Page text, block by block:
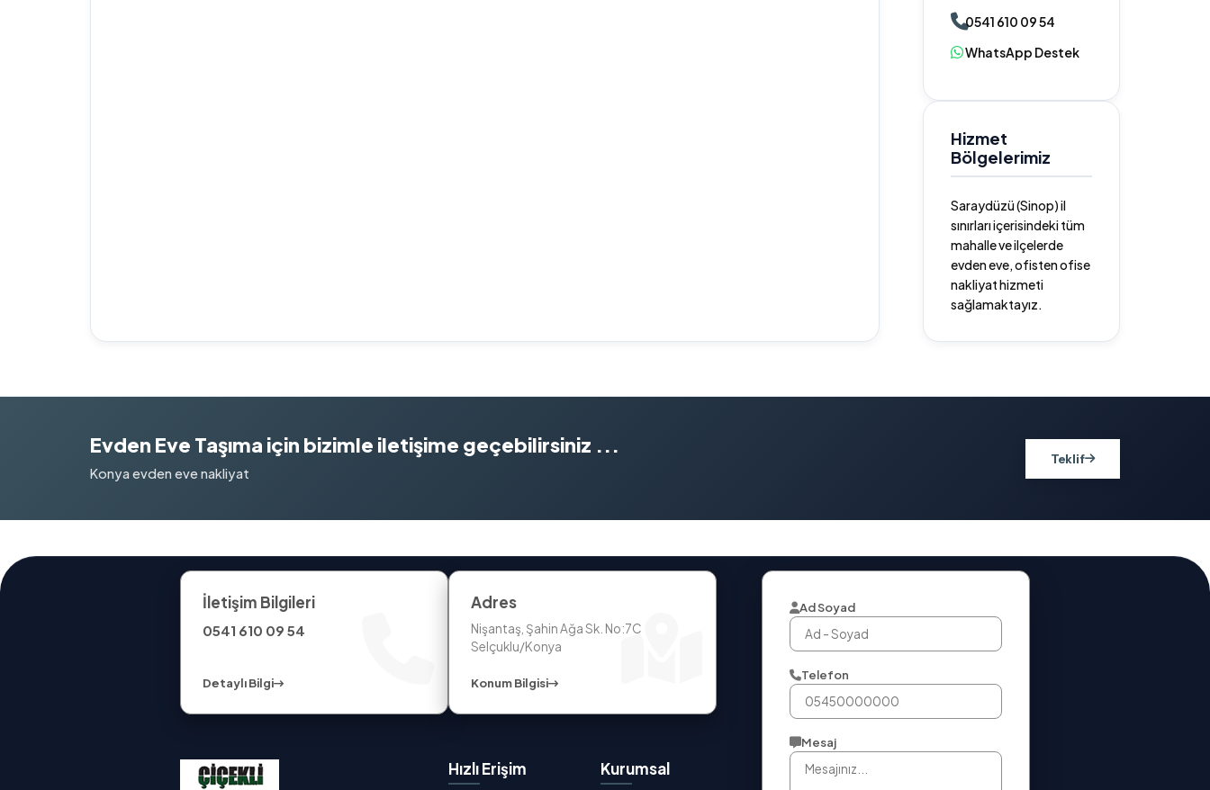
0541 610 09 54
WhatsApp Destek
Hizmet
Bölgelerimiz
Saraydüzü (Sinop) il
sınırları içerisindeki tüm
mahalle ve ilçelerde
evden eve, ofisten ofise
nakliyat hizmeti
sağlamaktayız.
Evden Eve Taşıma için bizimle iletişime geçebilirsiniz ...
Konya evden eve nakliyat
Teklif
İletişim Bilgileri
0541 610 09 54
Detaylı Bilgi
Adres
Nişantaş, Şahin Ağa Sk. No:7C
Selçuklu/Konya
Konum Bilgisi
Hızlı Erişim Kurumsal
Ad Soyad
Telefon
Mesaj